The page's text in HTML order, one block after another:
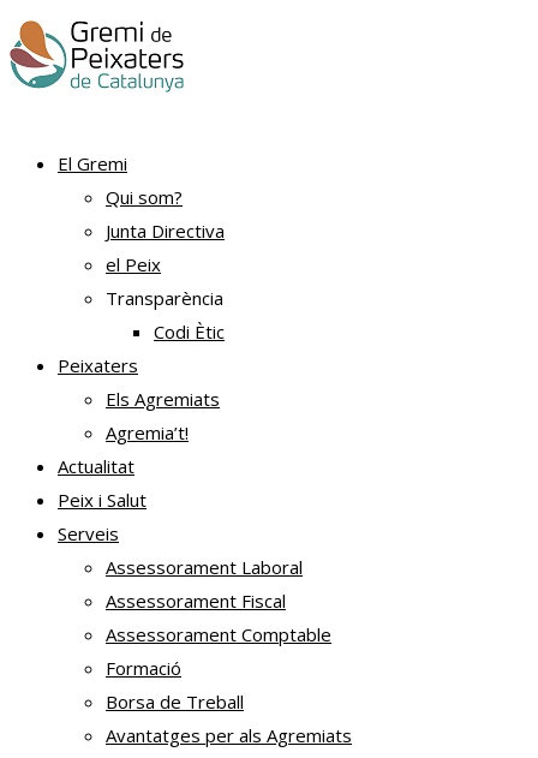
El Gremi
Qui som?
Junta Directiva
el Peix
Transparència
Codi Ètic
Peixaters
Els Agremiats
Agremia’t!
Actualitat
Peix i Salut
Serveis
Assessorament Laboral
Assessorament Fiscal
Assessorament Comptable
Formació
Borsa de Treball
Avantatges per als Agremiats